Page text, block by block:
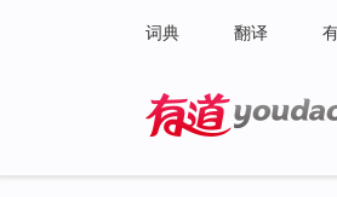
词典 翻译